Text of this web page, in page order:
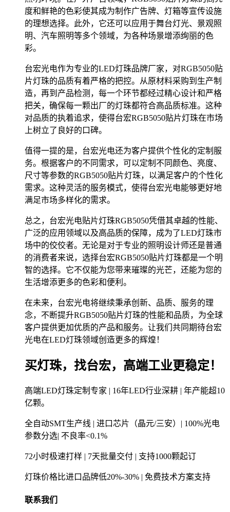
度和鲜艳的色彩使其成为制作广告牌、灯箱等宣传设施
的理想选择。此外，它还可以应用于舞台灯光、景观照
明、汽车照明等多个领域，为各种场景增添绚丽的色
彩。
台宏光电作为专业的LED灯珠品牌厂家，对RGB5050贴
片灯珠的品质有着严格的把控。从原材料采购到生产制
造，再到产品检测，每一个环节都经过精心设计和严格
把关，确保每一颗出厂的灯珠都符合高品质标准。这种
对品质的执着追求，使得台宏RGB5050贴片灯珠在市场
上树立了良好的口碑。
值得一提的是，台宏光电还为客户提供个性化的定制服
务。根据客户的不同需求，可以定制不同颜色、亮度、
尺寸等参数的RGB5050贴片灯珠，以满足客户的个性化
需求。这种灵活的服务模式，使得台宏光电能够更好地
满足市场多样化的需求。
总之，台宏光电贴片灯珠RGB5050凭借其卓越的性能、
广泛的应用领域以及高品质的保障，成为了LED灯珠市
场中的佼佼者。无论是对于专业的照明设计师还是普通
的消费者来说，选择台宏RGB5050贴片灯珠都是一个明
智的选择。它不仅能为您带来璀璨的光芒，还能为您的
生活增添更多的色彩和便利。
在未来，台宏光电将继续秉承创新、品质、服务的理
念，不断提升RGB5050贴片灯珠的性能和品质，为全球
客户提供更加优质的产品和服务。让我们共同期待台宏
光电在LED灯珠领域创造更多的辉煌！
买灯珠，找台宏，高端工业更稳定！
高端LED灯珠定制专家 | 16年LED行业深耕 | 年产能超10
亿颗。
全自动SMT生产线 | 进口芯片（晶元/三安）| 100%光电
参数分选| 不良率<0.1%
72小时极速打样 | 7天批量交付 | 支持1000颗起订
灯珠价格比进口品牌低20%-30% | 免费技术方案支持
联系我们